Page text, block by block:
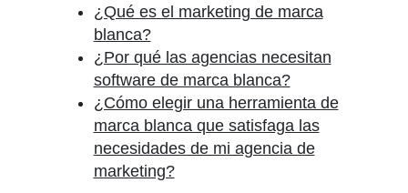
¿Qué es el marketing de marca
blanca?
¿Por qué las agencias necesitan
software de marca blanca?
¿Cómo elegir una herramienta de
marca blanca que satisfaga las
necesidades de mi agencia de
marketing?